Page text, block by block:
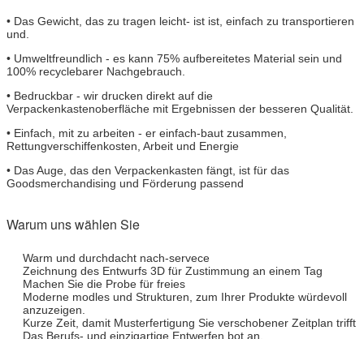
• Das Gewicht, das zu tragen leicht- ist ist, einfach zu transportieren
und.
• Umweltfreundlich - es kann 75% aufbereitetes Material sein und
100% recyclebarer Nachgebrauch.
• Bedruckbar - wir drucken direkt auf die
Verpackenkastenoberfläche mit Ergebnissen der besseren Qualität.
• Einfach, mit zu arbeiten - er einfach-baut zusammen,
Rettungverschiffenkosten, Arbeit und Energie
• Das Auge, das den Verpackenkasten fängt, ist für das
Goodsmerchandising und Förderung passend
Warum uns wählen Sie
Warm und durchdacht nach-servece
Zeichnung des Entwurfs 3D für Zustimmung an einem Tag
Machen Sie die Probe für freies
Moderne modles und Strukturen, zum Ihrer Produkte würdevoll
anzuzeigen.
Kurze Zeit, damit Musterfertigung Sie verschobener Zeitplan trifft
Das Berufs- und einzigartige Entwerfen bot an.